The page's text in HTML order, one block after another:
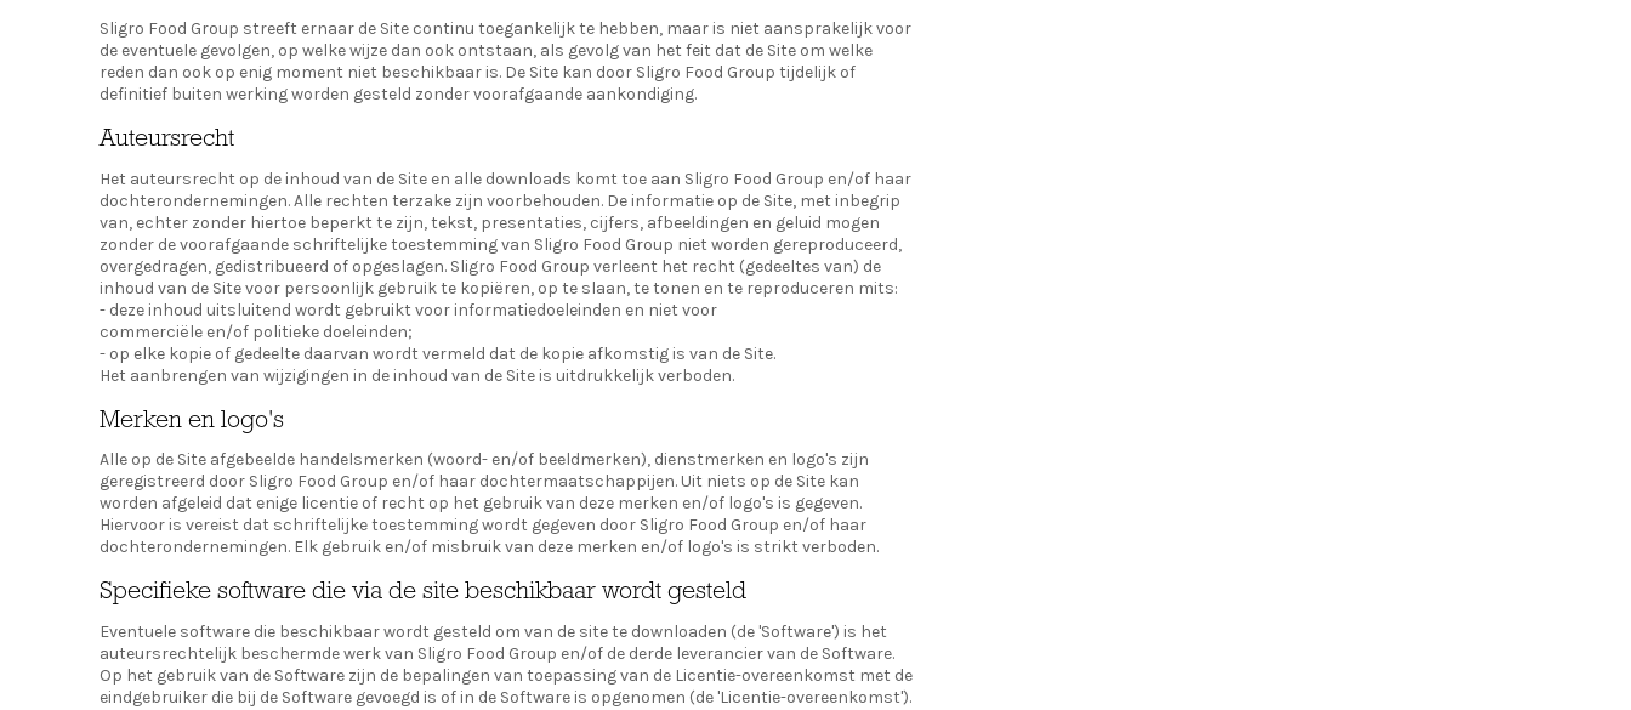
Sligro Food Group streeft ernaar de Site continu toegankelijk te hebben, maar is niet aansprakelijk voor
de eventuele gevolgen, op welke wijze dan ook ontstaan, als gevolg van het feit dat de Site om welke
reden dan ook op enig moment niet beschikbaar is. De Site kan door Sligro Food Group tijdelijk of
definitief buiten werking worden gesteld zonder voorafgaande aankondiging.
Auteursrecht
Het auteursrecht op de inhoud van de Site en alle downloads komt toe aan Sligro Food Group en/of haar
dochterondernemingen. Alle rechten terzake zijn voorbehouden. De informatie op de Site, met inbegrip
van, echter zonder hiertoe beperkt te zijn, tekst, presentaties, cijfers, afbeeldingen en geluid mogen
zonder de voorafgaande schriftelijke toestemming van Sligro Food Group niet worden gereproduceerd,
overgedragen, gedistribueerd of opgeslagen. Sligro Food Group verleent het recht (gedeeltes van) de
inhoud van de Site voor persoonlijk gebruik te kopiëren, op te slaan, te tonen en te reproduceren mits:
- deze inhoud uitsluitend wordt gebruikt voor informatiedoeleinden en niet voor
commerciële en/of politieke doeleinden;
- op elke kopie of gedeelte daarvan wordt vermeld dat de kopie afkomstig is van de Site.
Het aanbrengen van wijzigingen in de inhoud van de Site is uitdrukkelijk verboden.
Merken en logo's
Alle op de Site afgebeelde handelsmerken (woord- en/of beeldmerken), dienstmerken en logo's zijn
geregistreerd door Sligro Food Group en/of haar dochtermaatschappijen. Uit niets op de Site kan
worden afgeleid dat enige licentie of recht op het gebruik van deze merken en/of logo's is gegeven.
Hiervoor is vereist dat schriftelijke toestemming wordt gegeven door Sligro Food Group en/of haar
dochterondernemingen. Elk gebruik en/of misbruik van deze merken en/of logo's is strikt verboden.
Specifieke software die via de site beschikbaar wordt gesteld
Eventuele software die beschikbaar wordt gesteld om van de site te downloaden (de 'Software') is het
auteursrechtelijk beschermde werk van Sligro Food Group en/of de derde leverancier van de Software.
Op het gebruik van de Software zijn de bepalingen van toepassing van de Licentie-overeenkomst met de
eindgebruiker die bij de Software gevoegd is of in de Software is opgenomen (de 'Licentie-overeenkomst').